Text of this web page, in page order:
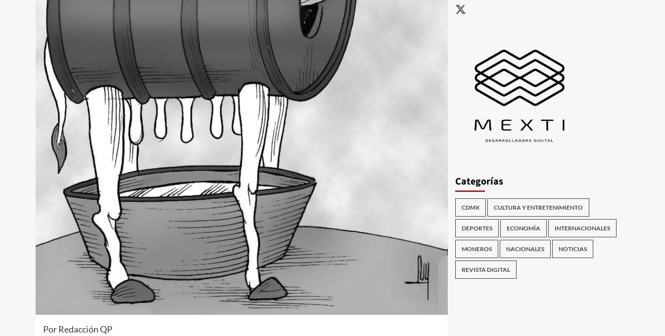
Por Redacción QP
X
Categorías
CDMX CULTURA Y ENTRETENIMIENTO
DEPORTES ECONOMÍA INTERNACIONALES
MONEROS NACIONALES NOTICIAS
REVISTA DIGITAL